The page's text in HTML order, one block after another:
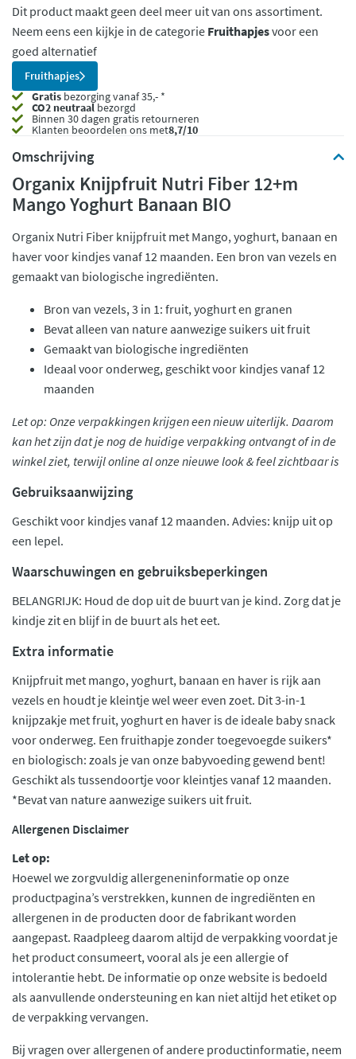
Dit product maakt geen deel meer uit van ons assortiment.
Neem eens een kijkje in de categorie Fruithapjesvoor een
goed alternatief
Fruithapjes
Gratis bezorging vanaf 35,- *
CO2 neutraalbezorgd
Binnen 30 dagen gratis retourneren
Klanten beoordelen ons met8,7/10
Omschrijving
Organix Knijpfruit Nutri Fiber 12+m
Mango Yoghurt Banaan BIO
Organix Nutri Fiber knijpfruit met Mango, yoghurt, banaan en
haver voor kindjes vanaf 12 maanden. Een bron van vezels en
gemaakt van biologische ingrediënten.
Bron van vezels, 3 in 1: fruit, yoghurt en granen
Bevat alleen van nature aanwezige suikers uit fruit
Gemaakt van biologische ingrediënten
Ideaal voor onderweg, geschikt voor kindjes vanaf 12
maanden
Let op: Onze verpakkingen krijgen een nieuw uiterlijk. Daarom
kan het zijn dat je nog de huidige verpakking ontvangt of in de
winkel ziet, terwijl online al onze nieuwe look & feel zichtbaar is
Gebruiksaanwijzing
Geschikt voor kindjes vanaf 12 maanden. Advies: knijp uit op
een lepel.
Waarschuwingen en gebruiksbeperkingen
BELANGRIJK: Houd de dop uit de buurt van je kind. Zorg dat je
kindje zit en blijf in de buurt als het eet.
Extra informatie
Knijpfruit met mango, yoghurt, banaan en haver is rijk aan
vezels en houdt je kleintje wel weer even zoet. Dit 3-in-1
knijpzakje met fruit, yoghurt en haver is de ideale baby snack
voor onderweg. Een fruithapje zonder toegevoegde suikers*
en biologisch: zoals je van onze babyvoeding gewend bent!
Geschikt als tussendoortje voor kleintjes vanaf 12 maanden.
*Bevat van nature aanwezige suikers uit fruit.
Allergenen Disclaimer
Let op:
Hoewel we zorgvuldig allergeneninformatie op onze
productpagina’s verstrekken, kunnen de ingrediënten en
allergenen in de producten door de fabrikant worden
aangepast. Raadpleeg daarom altijd de verpakking voordat je
het product consumeert, vooral als je een allergie of
intolerantie hebt. De informatie op onze website is bedoeld
als aanvullende ondersteuning en kan niet altijd het etiket op
de verpakking vervangen.
Bij vragen over allergenen of andere productinformatie, neem